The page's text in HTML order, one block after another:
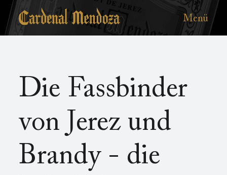
Zum
Hauptinhalt
Die Fassbinder
von Jerez und
Brandy - die
Menü
Main
menu